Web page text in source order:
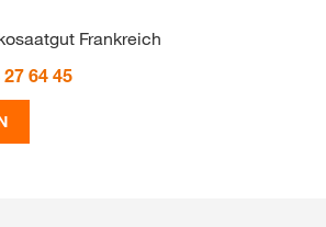
Frankreich
64 45